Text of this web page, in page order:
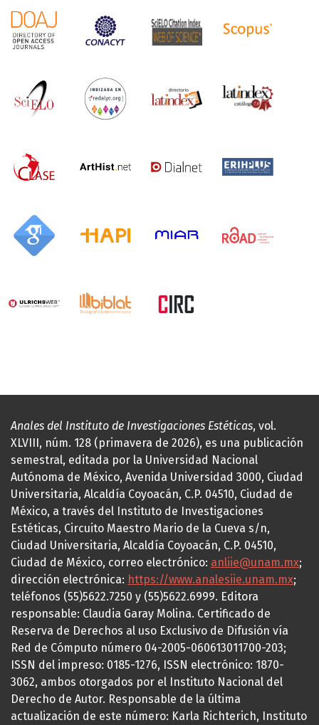
Anales del Instituto de Investigaciones Estéticas, vol.
XLVIII, núm. 128 (primavera de 2026), es una publicación
semestral, editada por la Universidad Nacional
Autónoma de México, Avenida Universidad 3000, Ciudad
Universitaria, Alcaldía Coyoacán, C.P. 04510, Ciudad de
México, a través del Instituto de Investigaciones
Estéticas, Circuito Maestro Mario de la Cueva s/n,
Ciudad Universitaria, Alcaldía Coyoacán, C.P. 04510,
Ciudad de México, correo electrónico: anliie@unam.mx;
dirección electrónica: https://www.analesiie.unam.mx;
teléfonos (55)5622.7250 y (55)5622.6999. Editora
responsable: Claudia Garay Molina. Certificado de
Reserva de Derechos al uso Exclusivo de Difusión vía
Red de Cómputo número 04-2005-060613011700-203;
ISSN del impreso: 0185-1276, ISSN electrónico: 1870-
3062, ambos otorgados por el Instituto Nacional del
Derecho de Autor. Responsable de la última
actualización de este número: Karla Richterich, Instituto